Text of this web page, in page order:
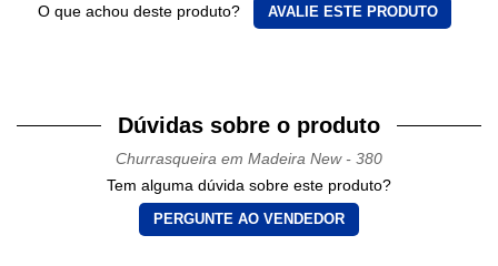
O que achou deste produto? AVALIE ESTE PRODUTO
Dúvidas sobre o produto
Churrasqueira em Madeira New - 380
Tem alguma dúvida sobre este produto?
PERGUNTE AO VENDEDOR